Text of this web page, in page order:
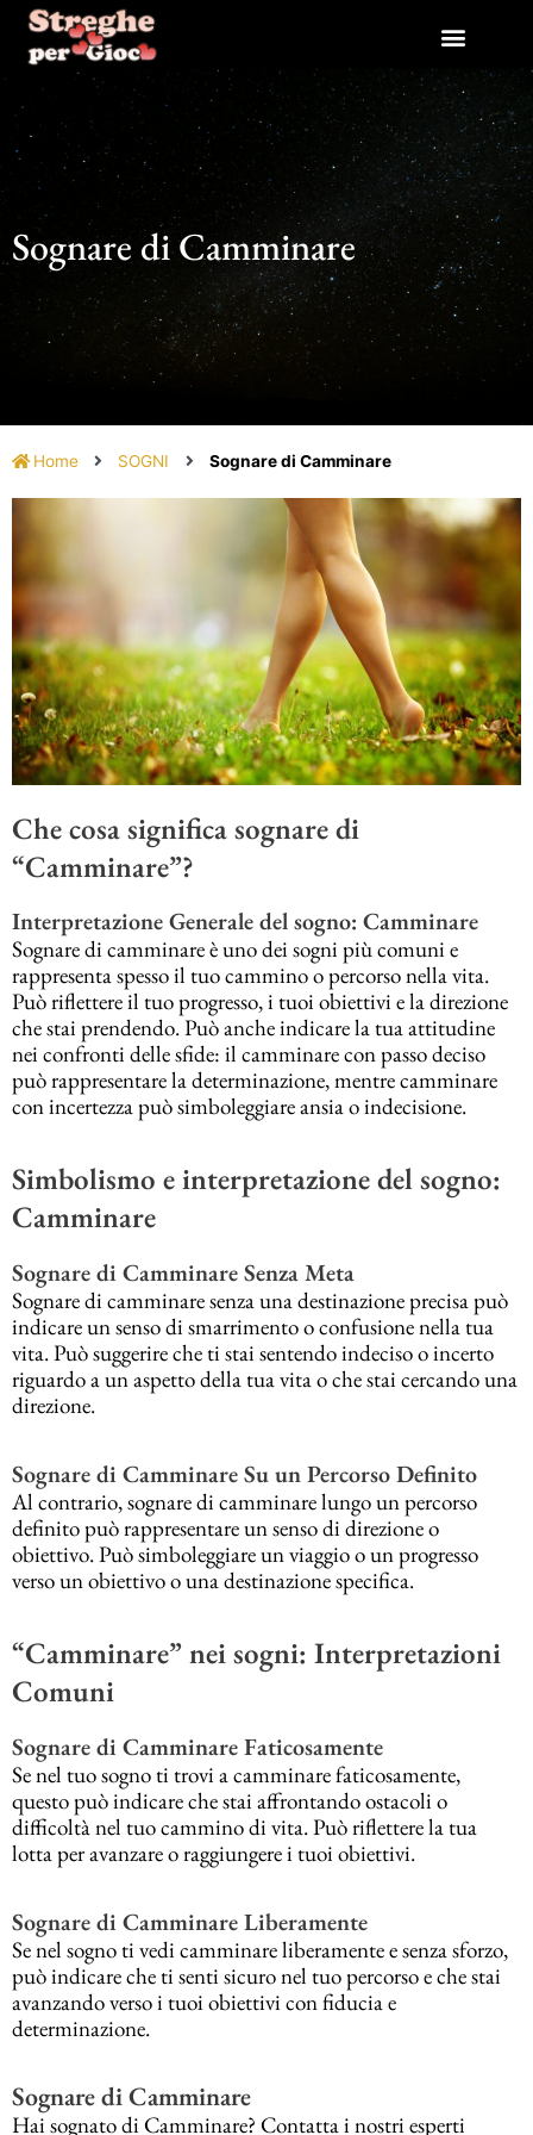
contenuto
Sognare di Camminare
Home SOGNI Sognare di Camminare
Che cosa significa sognare di
“Camminare”?
Interpretazione Generale del sogno: Camminare
Sognare di camminare è uno dei sogni più comuni e
rappresenta spesso il tuo cammino o percorso nella vita.
Può riflettere il tuo progresso, i tuoi obiettivi e la direzione
che stai prendendo. Può anche indicare la tua attitudine
nei confronti delle sfide: il camminare con passo deciso
può rappresentare la determinazione, mentre camminare
con incertezza può simboleggiare ansia o indecisione.
Simbolismo e interpretazione del sogno:
Camminare
Sognare di Camminare Senza Meta
Sognare di camminare senza una destinazione precisa può
indicare un senso di smarrimento o confusione nella tua
vita. Può suggerire che ti stai sentendo indeciso o incerto
riguardo a un aspetto della tua vita o che stai cercando una
direzione.
Sognare di Camminare Su un Percorso Definito
Al contrario, sognare di camminare lungo un percorso
definito può rappresentare un senso di direzione o
obiettivo. Può simboleggiare un viaggio o un progresso
verso un obiettivo o una destinazione specifica.
“Camminare” nei sogni: Interpretazioni
Comuni
Sognare di Camminare Faticosamente
Se nel tuo sogno ti trovi a camminare faticosamente,
questo può indicare che stai affrontando ostacoli o
difficoltà nel tuo cammino di vita. Può riflettere la tua
lotta per avanzare o raggiungere i tuoi obiettivi.
Sognare di Camminare Liberamente
Se nel sogno ti vedi camminare liberamente e senza sforzo,
può indicare che ti senti sicuro nel tuo percorso e che stai
avanzando verso i tuoi obiettivi con fiducia e
determinazione.
Sognare di Camminare
Hai sognato di Camminare? Contatta i nostri esperti